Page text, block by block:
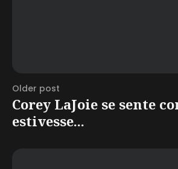
Older post
Corey LaJoie se sente
estivesse...